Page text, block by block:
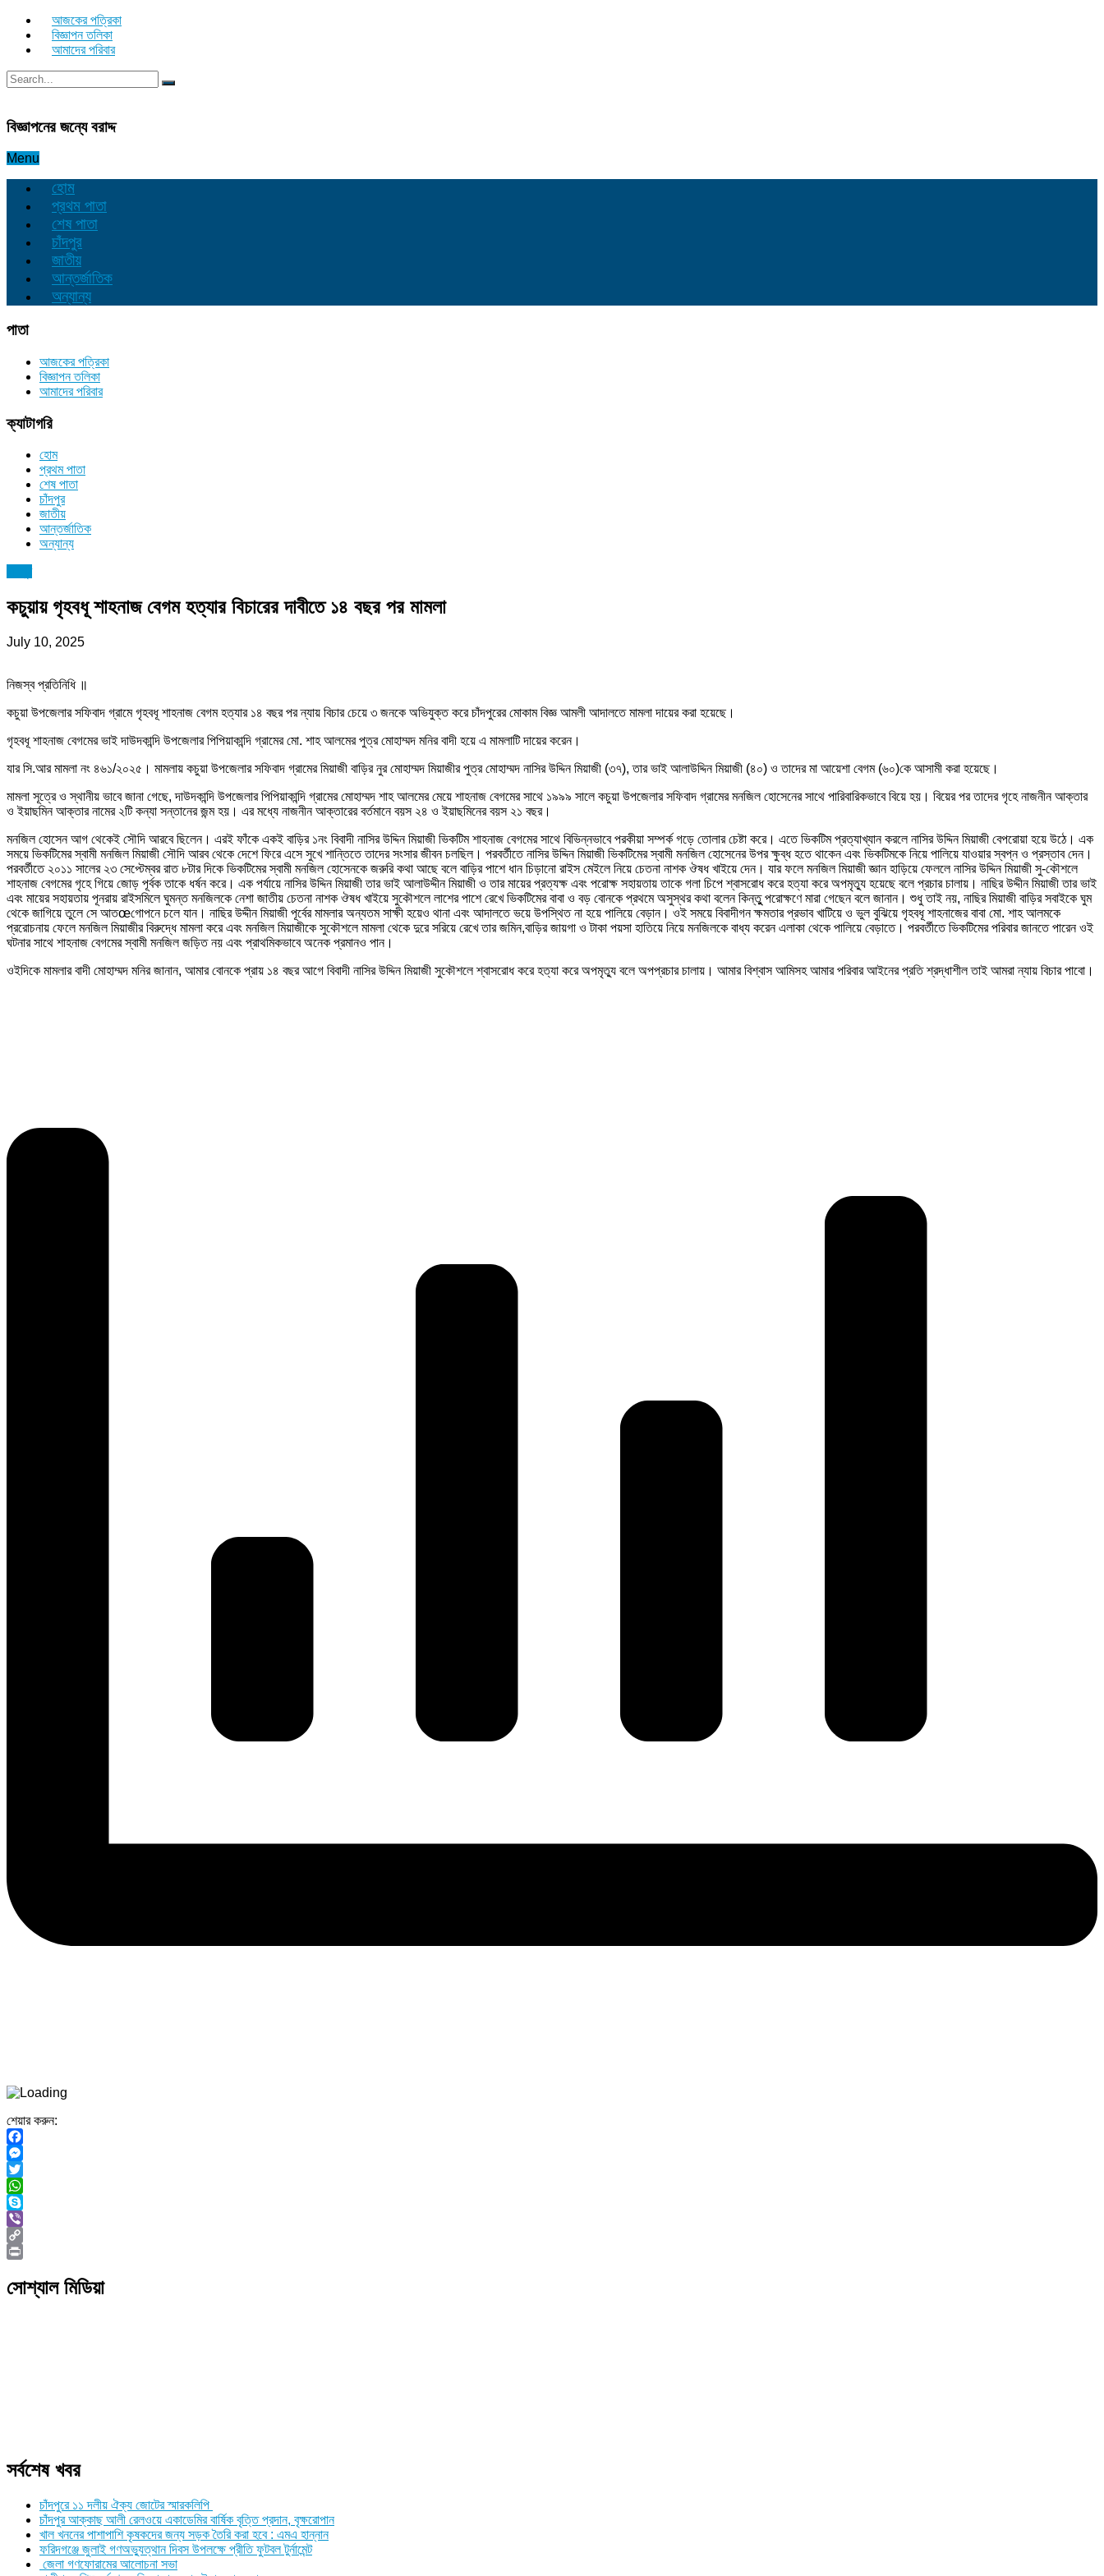
আজকের পত্রিকা
বিজ্ঞাপন তলিকা
আমাদের পরিবার
বিজ্ঞাপনের জন্যে বরাদ্দ
Menu
হোম
প্রথম পাতা
শেষ পাতা
চাঁদপুর
জাতীয়
আন্তর্জাতিক
অন্যান্য
পাতা
আজকের পত্রিকা
বিজ্ঞাপন তলিকা
আমাদের পরিবার
ক্যাটাগরি
হোম
প্রথম পাতা
শেষ পাতা
চাঁদপুর
জাতীয়
আন্তর্জাতিক
অন্যান্য
কচুয়ায় গৃহবধূ শাহনাজ বেগম হত্যার বিচারের দাবীতে ১৪ বছর পর মামলা
July 10, 2025
নিজস্ব প্রতিনিধি ॥
কচুয়া উপজেলার সফিবাদ গ্রামে গৃহবধূ শাহনাজ বেগম হত্যার ১৪ বছর পর ন্যায় বিচার চেয়ে ৩ জনকে অভিযুক্ত করে চাঁদপুরের মোকাম বিজ্ঞ আমলী আদালতে মামলা দায়ের করা হয়েছে।
গৃহবধূ শাহনাজ বেগমের ভাই দাউদকান্দি উপজেলার পিপিয়াকান্দি গ্রামের মো. শাহ আলমের পুত্র মোহাম্মদ মনির বাদী হয়ে এ মামলাটি দায়ের করেন।
যার সি.আর মামলা নং ৪৬১/২০২৫। মামলায় কচুয়া উপজেলার সফিবাদ গ্রামের মিয়াজী বাড়ির নুর মোহাম্মদ মিয়াজীর পুত্র মোহাম্মদ নাসির উদ্দিন মিয়াজী (৩৭), তার ভাই আলাউদ্দিন মিয়াজী (৪০) ও তাদের মা আয়েশা বেগম (৬০)কে আসামী করা হয়েছে।
মামলা সূত্রে ও স্থানীয় ভাবে জানা গেছে, দাউদকান্দি উপজেলার পিপিয়াকান্দি গ্রামের মোহাম্মদ শাহ আলমের মেয়ে শাহনাজ বেগমের সাথে ১৯৯৯ সালে কচুয়া উপজেলার সফিবাদ গ্রামের মনজিল হোসেনের সাথে পারিবারিকভাবে বিয়ে হয়। বিয়ের পর তাদের গৃহে নাজনীন আক্তার
ও ইয়াছমিন আক্তার নামের ২টি কন্যা সন্তানের জন্ম হয়। এর মধ্যে নাজনীন আক্তারের বর্তমানে বয়স ২৪ ও ইয়াছমিনের বয়স ২১ বছর।
মনজিল হোসেন আগ থেকেই সৌদি আরবে ছিলেন। এরই ফাঁকে একই বাড়ির ১নং বিবাদী নাসির উদ্দিন মিয়াজী ভিকটিম শাহনাজ বেগমের সাথে বিভিন্নভাবে পরকীয়া সম্পর্ক গড়ে তোলার চেষ্টা করে। এতে ভিকটিম প্রত্যাখ্যান করলে নাসির উদ্দিন মিয়াজী বেপরোয়া হয়ে উঠে। এক
সময়ে ভিকটিমের স্বামী মনজিল মিয়াজী সৌদি আরব থেকে দেশে ফিরে এসে সুখে শান্তিতে তাদের সংসার জীবন চলছিল। পরবর্তীতে নাসির উদ্দিন মিয়াজী ভিকটিমের স্বামী মনজিল হোসেনের উপর ক্ষুব্ধ হতে থাকেন এবং ভিকটিমকে নিয়ে পালিয়ে যাওয়ার স্বপ্ন ও প্রস্তাব দেন।
পরবর্তীতে ২০১১ সালের ২৩ সেপ্টেম্বর রাত ৮টার দিকে ভিকটিমের স্বামী মনজিল হোসেনকে জরুরি কথা আছে বলে বাড়ির পাশে ধান চিড়ানো রাইস মেইলে নিয়ে চেতনা নাশক ঔষধ খাইয়ে দেন। যার ফলে মনজিল মিয়াজী জ্ঞান হাড়িয়ে ফেললে নাসির উদ্দিন মিয়াজী সু-কৌশলে
শাহনাজ বেগমের গৃহে গিয়ে জোড় পূর্বক তাকে ধর্ষন করে। এক পর্যায়ে নাসির উদ্দিন মিয়াজী তার ভাই আলাউদ্দীন মিয়াজী ও তার মায়ের প্রত্যক্ষ এবং পরোক্ষ সহায়তায় তাকে গলা চিপে শ্বাসরোধ করে হত্যা করে অপমৃত্যু হয়েছে বলে প্রচার চালায়। নাছির উদ্দীন মিয়াজী তার ভাই
এবং মায়ের সহায়তায় পূনরায় রাইসমিলে ঘুমন্ত মনজিলকে নেশা জাতীয় চেতনা নাশক ঔষধ খাইয়ে সুকৌশলে লাশের পাশে রেখে ভিকটিমের বাবা ও বড় বোনকে প্রথমে অসুস্থর কথা বলেন কিন্তুু পরোক্ষণে মারা গেছেন বলে জানান। শুধু তাই নয়, নাছির মিয়াজী বাড়ির সবাইকে ঘুম
থেকে জাগিয়ে তুলে সে আতœগোপনে চলে যান। নাছির উদ্দীন মিয়াজী পূর্বের মামলার অন্যতম সাক্ষী হয়েও থানা এবং আদালতে ভয়ে উপস্থিত না হয়ে পালিয়ে বেড়ান। ওই সময়ে বিবাদীগন ক্ষমতার প্রভাব খাটিয়ে ও ভুল বুঝিয়ে গৃহবধূ শাহনাজের বাবা মো. শাহ আলমকে
প্ররোচনায় ফেলে মনজিল মিয়াজীর বিরুদ্ধে মামলা করে এবং মনজিল মিয়াজীকে সুকৌশলে মামলা থেকে দুরে সরিয়ে রেখে তার জমিন,বাড়ির জায়গা ও টাকা পয়সা হাতিয়ে নিয়ে মনজিলকে বাধ্য করেন এলাকা থেকে পালিয়ে বেড়াতে। পরবর্তীতে ভিকটিমের পরিবার জানতে পারেন ওই
ঘটনার সাথে শাহনাজ বেগমের স্বামী মনজিল জড়িত নয় এবং প্রাথমিকভাবে অনেক প্রমানও পান।
ওইদিকে মামলার বাদী মোহাম্মদ মনির জানান, আমার বোনকে প্রায় ১৪ বছর আগে বিবাদী নাসির উদ্দিন মিয়াজী সুকৌশলে শ্বাসরোধ করে হত্যা করে অপমৃত্যু বলে অপপ্রচার চালায়। আমার বিশ্বাস আমিসহ আমার পরিবার আইনের প্রতি শ্রদ্ধাশীল তাই আমরা ন্যায় বিচার পাবো।
শেয়ার করুন:
Facebook
Messenger
Twitter
WhatsApp
Skype
Viber
Copy
সোশ্যাল মিডিয়া
সর্বশেষ খবর
চাঁদপুরে ১১ দলীয় ঐক্য জোটের স্মারকলিপি
চাঁদপুর আক্কাছ আলী রেলওয়ে একাডেমির বার্ষিক বৃত্তি প্রদান, বৃক্ষরোপান
খাল খননের পাশাপাশি কৃষকদের জন্য সড়ক তৈরি করা হবে : এমএ হান্নান
ফরিদগঞ্জে জুলাই গণঅভ্যুত্থান দিবস উপলক্ষে প্রীতি ফুটবল টুর্নামেন্ট
জেলা গণফোরামের আলোচনা সভা